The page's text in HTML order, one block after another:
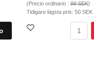
(Precio ordinario : 99 SEK)
Tidigare lägsta pris: 50 SEK